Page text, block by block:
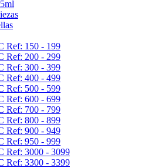
Ref: 150 - 199
Ref: 200 - 299
Ref: 300 - 399
Ref: 400 - 499
Ref: 500 - 599
Ref: 600 - 699
Ref: 700 - 799
Ref: 800 - 899
Ref: 900 - 949
Ref: 950 - 999
Ref: 3000 - 3099
Ref: 3300 - 3399